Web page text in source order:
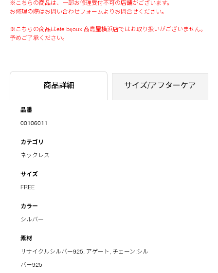
※こちらの商品は、一部お修理受付不可の店舗がございます。
お修理の際はお問い合わせフォームよりお問合せください。
※こちらの商品はete bijoux 髙島屋横浜店ではお取り扱いがございません。
予めご了承ください。
商品詳細 サイズ/アフターケア
品番
00106011
カテゴリ
ネックレス
サイズ
FREE
カラー
シルバー
素材
リサイクルシルバー925, アゲート, チェーン:シル
バー925